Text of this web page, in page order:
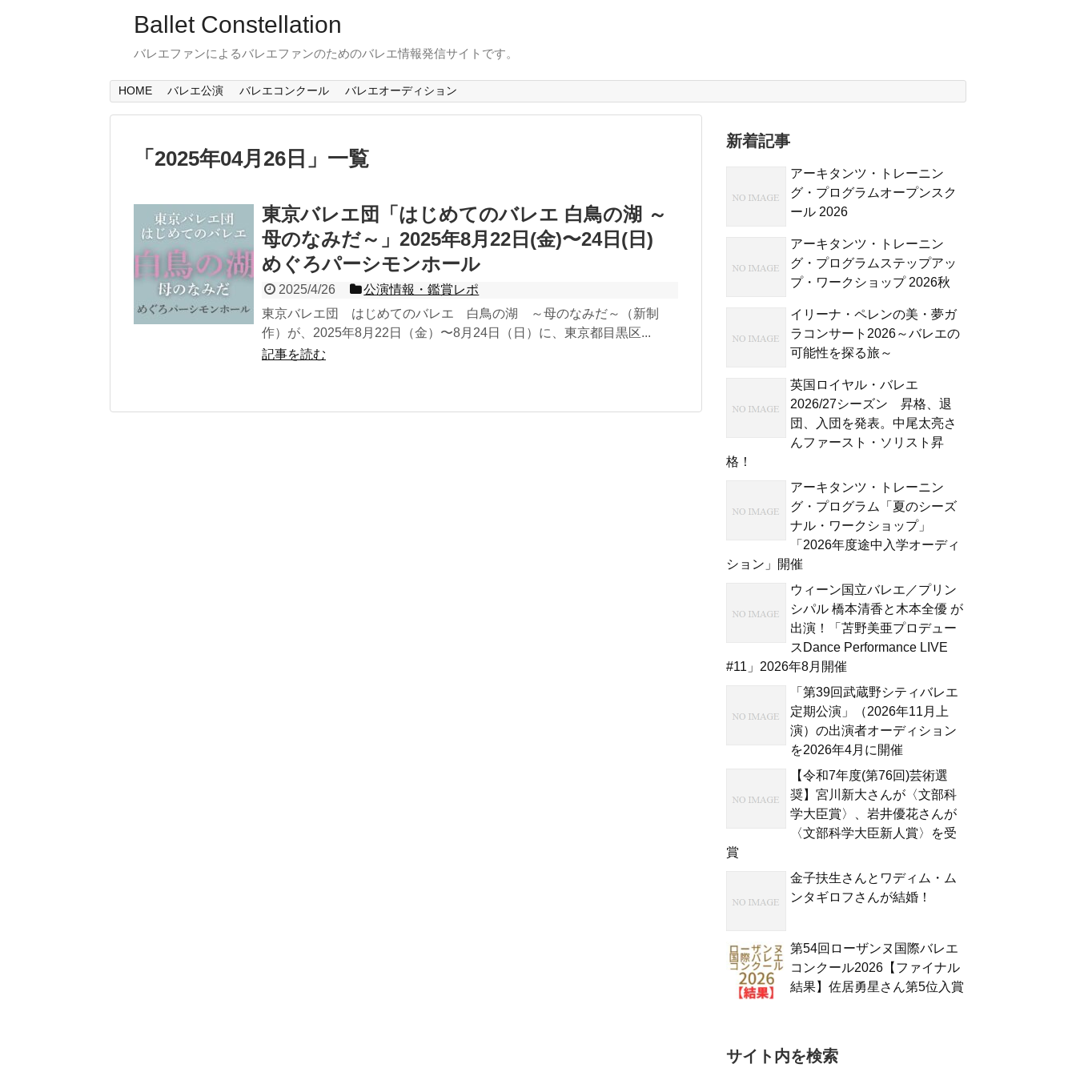
Ballet Constellation
バレエファンによるバレエファンのためのバレエ情報発信サイトです。
HOME バレエ公演 バレエコンクール バレエオーディション
「 2025年04月26日 」 一覧
東京バレエ団「はじめてのバレエ 白鳥の湖 ～
母のなみだ～」2025年8月22日(金)〜24日(日)
めぐろパーシモンホール
2025/4/26
公演情報・鑑賞レポ
東京バレエ団 はじめてのバレエ 白鳥の湖 ～母のなみだ～（新制
作）が、2025年8月22日（金）〜8月24日（日）に、東京都目黒区...
記事を読む
新着記事
アーキタンツ・トレーニン
グ・プログラムオープンスク
ール 2026
アーキタンツ・トレーニン
グ・プログラムステップアッ
プ・ワークショップ 2026秋
イリーナ・ペレンの美・夢ガ
ラコンサート2026～バレエの
可能性を探る旅～
英国ロイヤル・バレエ
2026/27シーズン 昇格、退
団、入団を発表。中尾太亮さ
んファースト・ソリスト昇
格！
アーキタンツ・トレーニン
グ・プログラム「夏のシーズ
ナル・ワークショップ」
「2026年度途中入学オーディ
ション」開催
ウィーン国立バレエ／プリン
シパル 橋本清香と木本全優 が
出演！「苫野美亜プロデュー
スDance Performance LIVE
#11」2026年8月開催
「第39回武蔵野シティバレエ
定期公演」（2026年11月上
演）の出演者オーディション
を2026年4月に開催
【令和7年度(第76回)芸術選
奨】宮川新大さんが〈文部科
学大臣賞〉、岩井優花さんが
〈文部科学大臣新人賞〉を受
賞
金子扶生さんとワディム・ム
ンタギロフさんが結婚！
第54回ローザンヌ国際バレエ
コンクール2026【ファイナル
結果】佐居勇星さん第5位入賞
サイト内を検索